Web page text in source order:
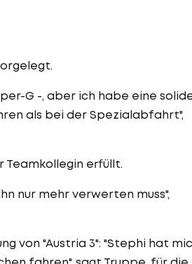
G -, aber ich habe eine
als bei der Spezialabfahrt",
Teamkollegin erfüllt.
nur mehr verwerten muss",
von "Austria 3": "Stephi hat